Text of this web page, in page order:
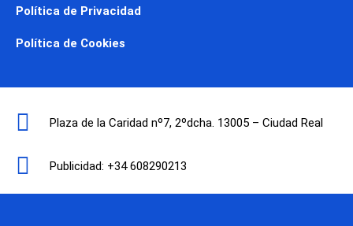
Política de Privacidad
Política de Cookies
Plaza de la Caridad nº7, 2ºdcha. 13005 – Ciudad Real
Publicidad: +34 608290213